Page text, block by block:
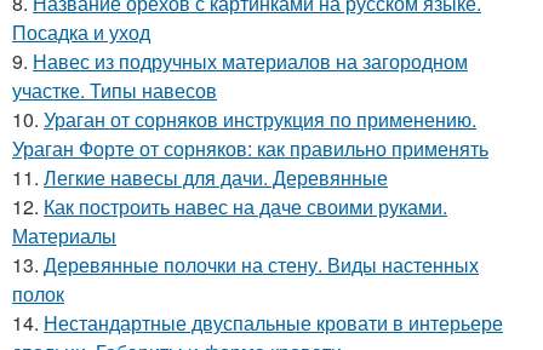
Посадка и уход
9. Навес из подручных материалов на загородном
участке. Типы навесов
10. Ураган от сорняков инструкция по применению.
Ураган Форте от сорняков: как правильно применять
11. Легкие навесы для дачи. Деревянные
12. Как построить навес на даче своими руками.
Материалы
13. Деревянные полочки на стену. Виды настенных
полок
14. Нестандартные двуспальные кровати в интерьере